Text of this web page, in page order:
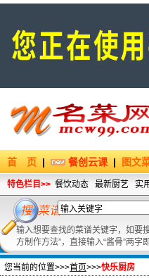
首 页| 餐创云课|图文
特色栏目>> 餐饮动态 最新厨艺 实
输入想要查找的菜谱关键字，如要
方制作方法”，直接输入“酱骨”两字
您当前的位置>>>首页>>>快乐厨房